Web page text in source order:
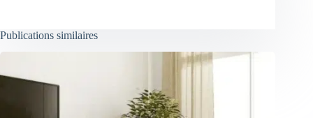
Publications similaires